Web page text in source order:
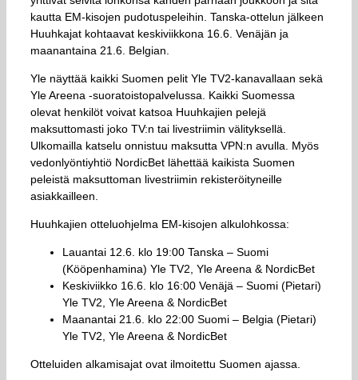
kautta EM-kisojen pudotuspeleihin. Tanska-ottelun jälkeen
Huuhkajat kohtaavat keskiviikkona 16.6. Venäjän ja
maanantaina 21.6. Belgian.
Yle näyttää kaikki Suomen pelit Yle TV2-kanavallaan sekä
Yle Areena -suoratoistopalvelussa. Kaikki Suomessa
olevat henkilöt voivat katsoa Huuhkajien pelejä
maksuttomasti joko TV:n tai livestriimin välityksellä.
Ulkomailla katselu onnistuu maksutta VPN:n avulla. Myös
vedonlyöntiyhtiö NordicBet lähettää kaikista Suomen
peleistä maksuttoman livestriimin rekisteröityneille
asiakkailleen.
Huuhkajien otteluohjelma EM-kisojen alkulohkossa:
Lauantai 12.6. klo 19:00 Tanska – Suomi
(Kööpenhamina) Yle TV2, Yle Areena & NordicBet
Keskiviikko 16.6. klo 16:00 Venäjä – Suomi (Pietari)
Yle TV2, Yle Areena & NordicBet
Maanantai 21.6. klo 22:00 Suomi – Belgia (Pietari)
Yle TV2, Yle Areena & NordicBet
Otteluiden alkamisajat ovat ilmoitettu Suomen ajassa.